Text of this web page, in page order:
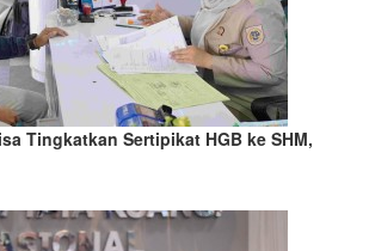
Tingkatkan Sertipikat HGB ke SHM,